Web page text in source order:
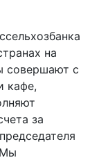
на
совершают с
кафе,
за